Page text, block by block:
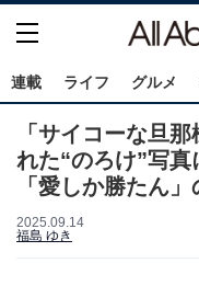
連載 ライフ グルメ
「サイコーな旦
れた“のろけ”写真
「愛しか勝たん」
2025.09.14
福島 ゆき